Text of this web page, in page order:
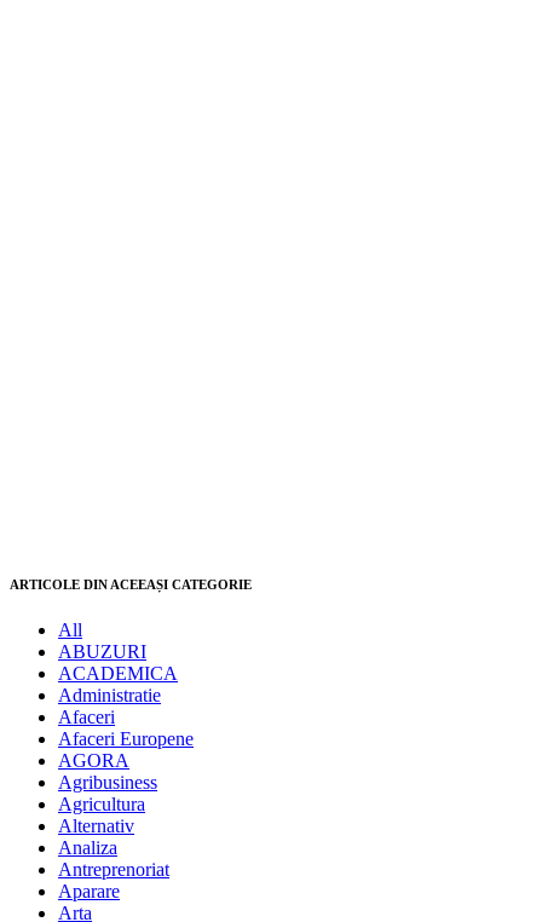
ARTICOLE DIN ACEEAȘI CATEGORIE
All
ABUZURI
ACADEMICA
Administratie
Afaceri
Afaceri Europene
AGORA
Agribusiness
Agricultura
Alternativ
Analiza
Antreprenoriat
Aparare
Arta